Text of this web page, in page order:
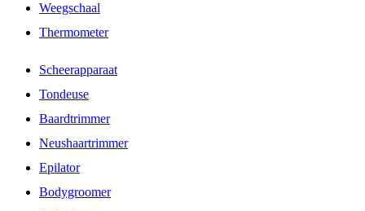
Weegschaal
Thermometer
Scheerapparaat
Tondeuse
Baardtrimmer
Neushaartrimmer
Epilator
Bodygroomer